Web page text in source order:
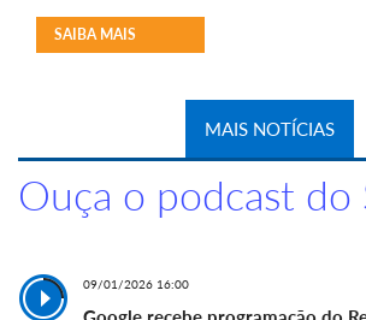
SAIBA MAIS
MAIS NOTÍCIAS
Ouça o podcast do
09/01/2026 16:00